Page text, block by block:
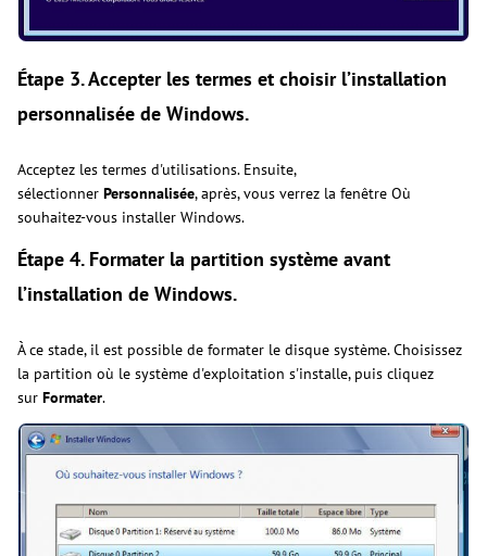
Étape 3. Accepter les termes et choisir l’installation
personnalisée de Windows.
Acceptez les termes d'utilisations. Ensuite,
sélectionner Personnalisée, après, vous verrez la fenêtre Où
souhaitez-vous installer Windows.
Étape 4. Formater la partition système avant
l’installation de Windows.
À ce stade, il est possible de formater le disque système. Choisissez
la partition où le système d'exploitation s'installe, puis cliquez
sur Formater.